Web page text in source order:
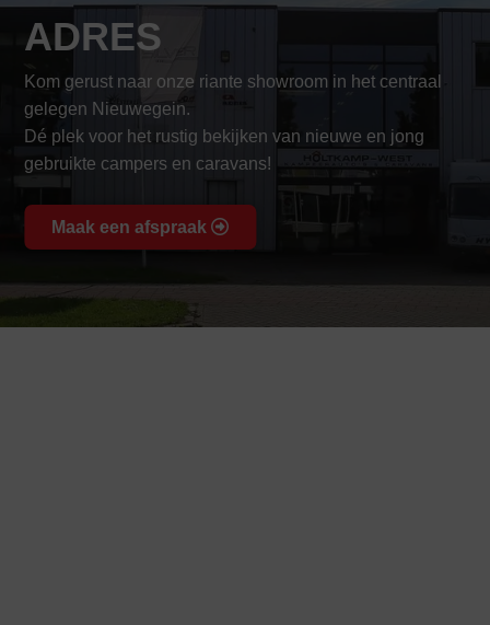
ADRES
Kom gerust naar onze riante showroom in het centraal
gelegen Nieuwegein.
Dé plek voor het rustig bekijken van nieuwe en jong
gebruikte campers en caravans!
Maak een afspraak